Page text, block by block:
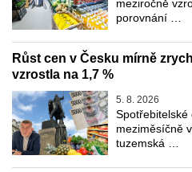
meziročně
porovnání …
Růst cen v Česku mírně
vzrostla na 1,7 %
5. 8. 2026
Spotřebitelské
meziměsíčně
tuzemská …